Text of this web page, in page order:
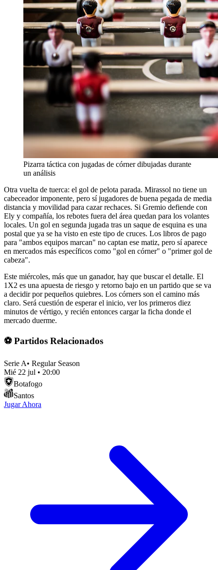
Pizarra táctica con jugadas de córner dibujadas durante
un análisis
Otra vuelta de tuerca: el gol de pelota parada. Mirassol no tiene un
cabeceador imponente, pero sí jugadores de buena pegada de media
distancia y movilidad para cazar rechaces. Si Gremio defiende con
Ely y compañía, los rebotes fuera del área quedan para los volantes
locales. Un gol en segunda jugada tras un saque de esquina es una
postal que ya se ha visto en este tipo de cruces. Los libros de pago
para "ambos equipos marcan" no captan ese matiz, pero sí aparece
en mercados más específicos como "gol en córner" o "primer gol de
cabeza".
Este miércoles, más que un ganador, hay que buscar el detalle. El
1X2 es una apuesta de riesgo y retorno bajo en un partido que se va
a decidir por pequeños quiebres. Los córners son el camino más
claro. Será cuestión de esperar el inicio, ver los primeros diez
minutos de vértigo, y recién entonces cargar la ficha donde el
mercado duerme.
⚽ Partidos Relacionados
Serie A• Regular Season
Mié 22 jul • 20:00
Botafogo
Santos
Jugar Ahora